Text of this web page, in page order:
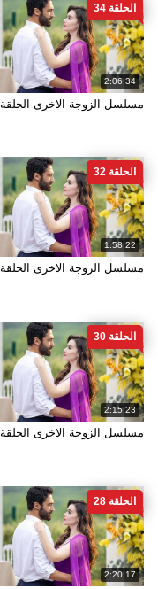
2:06:34
الحلقة 34
مسلسل الزوجة الاخرى الحلقة 34
1:58:22
الحلقة 32
مسلسل الزوجة الاخرى الحلقة 32
2:15:23
الحلقة 30
مسلسل الزوجة الاخرى الحلقة 30
2:20:17
الحلقة 28